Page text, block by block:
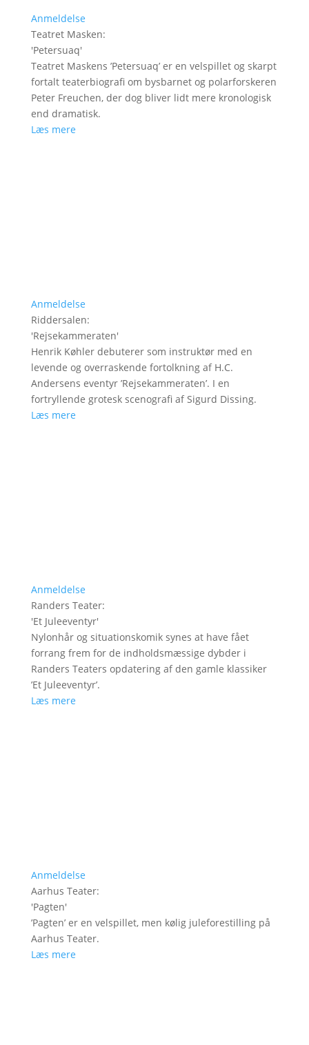
Anmeldelse
Teatret Masken:
'Petersuaq'
Teatret Maskens ’Petersuaq’ er en velspillet og skarpt
fortalt teaterbiografi om bysbarnet og polarforskeren
Peter Freuchen, der dog bliver lidt mere kronologisk
end dramatisk.
Læs mere
Anmeldelse
Riddersalen:
'Rejsekammeraten'
Henrik Køhler debuterer som instruktør med en
levende og overraskende fortolkning af H.C.
Andersens eventyr ’Rejsekammeraten’. I en
fortryllende grotesk scenografi af Sigurd Dissing.
Læs mere
Anmeldelse
Randers Teater:
'Et Juleeventyr'
Nylonhår og situationskomik synes at have fået
forrang frem for de indholdsmæssige dybder i
Randers Teaters opdatering af den gamle klassiker
’Et Juleeventyr’.
Læs mere
Anmeldelse
Aarhus Teater:
'Pagten'
’Pagten’ er en velspillet, men kølig juleforestilling på
Aarhus Teater.
Læs mere